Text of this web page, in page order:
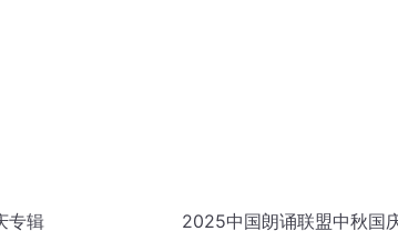
专辑
2025中国朗诵联盟中秋国